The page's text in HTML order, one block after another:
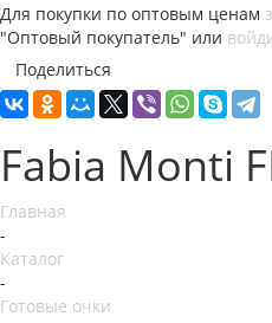
Для покупки по оптовым ценам
"Оптовый покупатель" или
Поделиться
Fabia Monti
Главная
-
Каталог
-
Готовые очки